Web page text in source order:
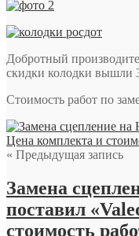
Добротный
скидки колодки вышли
Стоимость работ по
« Предыдущая запись
Замена
поставил
стоимость